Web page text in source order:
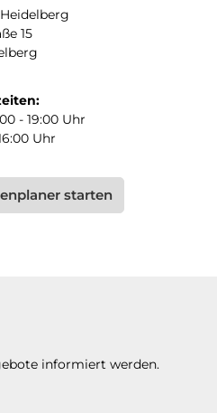
15
- 19:00 Uhr
Uhr
starten
informiert werden.